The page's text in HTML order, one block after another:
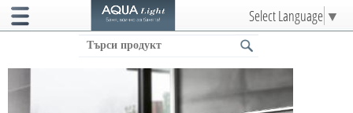
Select Language ▼